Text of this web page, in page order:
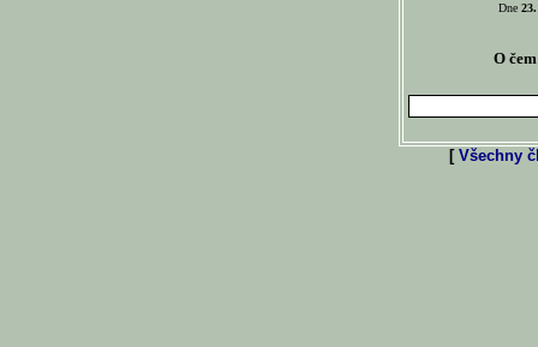
Dne
O
[ Všechny